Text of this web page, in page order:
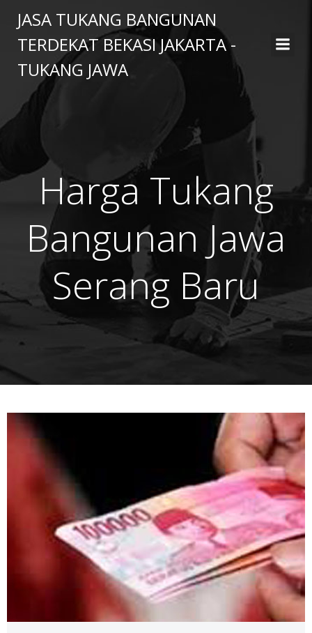
to
content
JASA TUKANG BANGUNAN
TERDEKAT BEKASI JAKARTA -
TUKANG JAWA
Harga Tukang
Bangunan Jawa
Serang Baru